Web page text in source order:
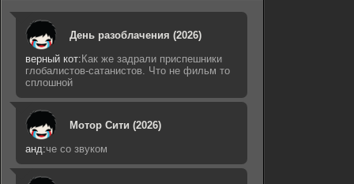
День разоблачения (2026)
верный кот: Как же задрали приспешники
глобалистов-сатанистов. Что не фильм то
сплошной
Мотор Сити (2026)
анд:че со звуком